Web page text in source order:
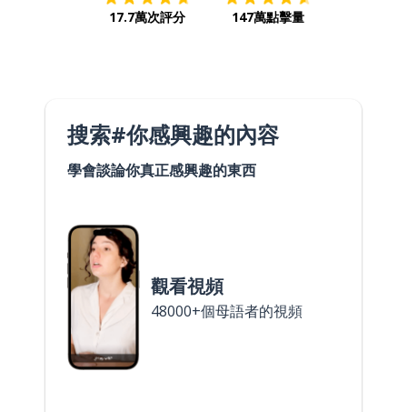
17.7萬次評分 147萬點擊量
搜索#你感興趣的內容
學會談論你真正感興趣的東西
觀看視頻
48000+個母語者的視頻